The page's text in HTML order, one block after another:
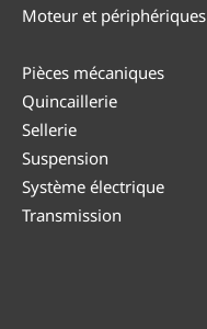
Moteur et périphériques
Pièces mécaniques
Quincaillerie
Sellerie
Suspension
Système électrique
Transmission